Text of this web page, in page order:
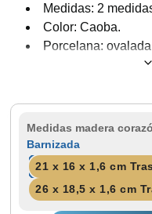
Medidas: 2
Color: Caoba.
Porcelana:
Incluye: Placa con
Opcional: orla y
Medidas madera
Barnizada
21 x 16 x 1,6 cm
26 x 18,5 x 1,6 cm